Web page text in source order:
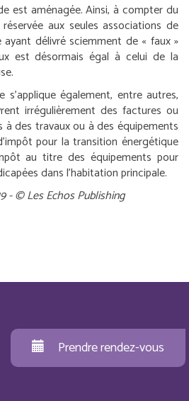
est aménagée. Ainsi, à compter du
aux seules associations de
ayant délivré sciemment de « faux »
est désormais égal à celui de la
s’applique également, entre autres,
irrégulièrement des factures ou
des travaux ou à des équipements
pour la transition énergétique
au titre des équipements pour
dans l’habitation principale.
- © Les Echos Publishing
Prendre rendez-vous